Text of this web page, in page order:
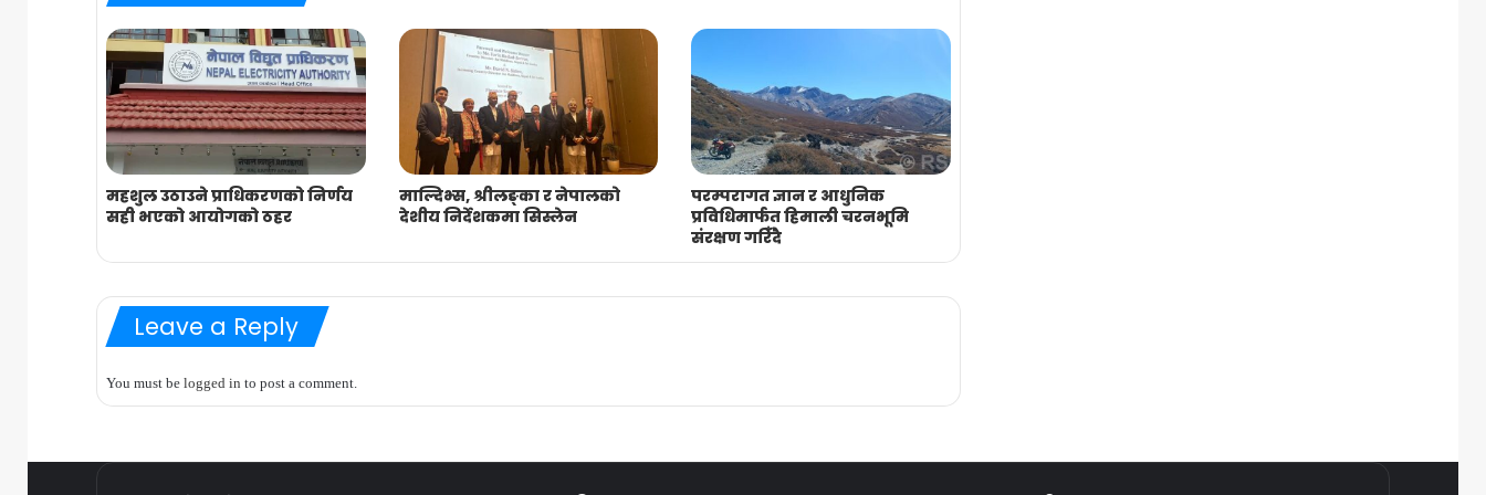
महशुल उठाउने प्राधिकरणको निर्णय
सही भएको आयोगको ठहर
माल्दिभ्स, श्रीलङ्का र नेपालको
देशीय निर्देशकमा सिस्लेन
परम्परागत ज्ञान र आधुनिक
प्रविधिमार्फत हिमाली चरनभूमि
संरक्षण गरिँदै
Leave a Reply
You must be logged in to post a comment.